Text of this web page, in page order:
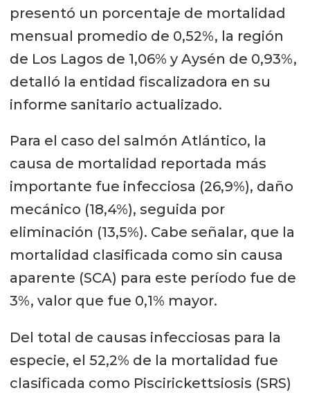
presentó un porcentaje de mortalidad
mensual promedio de 0,52%, la región
de Los Lagos de 1,06% y Aysén de 0,93%,
detalló la entidad fiscalizadora en su
informe sanitario actualizado.
Para el caso del salmón Atlántico, la
causa de mortalidad reportada más
importante fue infecciosa (26,9%), daño
mecánico (18,4%), seguida por
eliminación (13,5%). Cabe señalar, que la
mortalidad clasificada como sin causa
aparente (SCA) para este período fue de
3%, valor que fue 0,1% mayor.
Del total de causas infecciosas para la
especie, el 52,2% de la mortalidad fue
clasificada como Piscirickettsiosis (SRS)